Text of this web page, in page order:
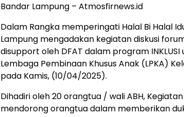
Bandar Lampung – Atmosfirnews.id
Dalam Rangka memperingati Halal Bi Halal
Lampung mengadakan kegiatan diskusi
disupport oleh DFAT dalam program
Lembaga Pembinaan Khusus Anak (LPKA)
pada Kamis, (10/04/2025).
Dihadiri oleh 20 orangtua / wali ABH,
mendorong orangtua dalam memberikan